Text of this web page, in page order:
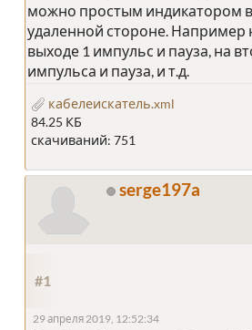
можно простым индикатором
удаленной стороне. Например
выходе 1 импульс и пауза, на
импульса и пауза, и т.д.
кабелеискатель.xml
84.25 КБ
скачиваний: 751
serge197a
#1
29 апреля 2019, 12:52:34